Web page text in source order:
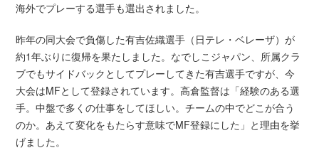
海外でプレーする選手も選出されました。
昨年の同大会で負傷した有吉佐織選手（日テレ・ベレーザ）が
約1年ぶりに復帰を果たしました。なでしこジャパン、所属クラ
ブでもサイドバックとしてプレーしてきた有吉選手ですが、今
大会はMFとして登録されています。高倉監督は「経験のある選
手。中盤で多くの仕事をしてほしい。チームの中でどこが合う
のか。あえて変化をもたらす意味でMF登録にした」と理由を挙
げました。